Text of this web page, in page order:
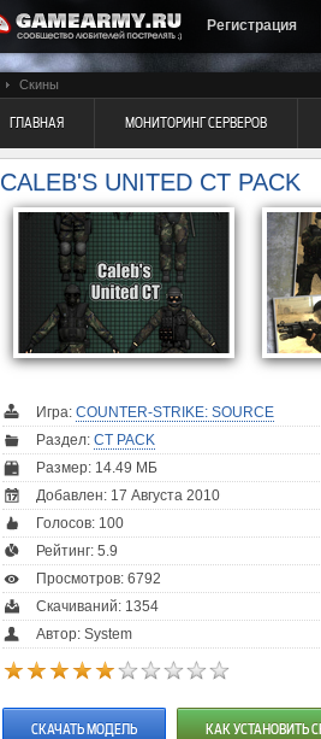
Регистрация
Скины
ГЛАВНАЯ МОНИТОРИНГ СЕРВЕРОВ
CALEB'S UNITED CT PACK
Игра: COUNTER-STRIKE: SOURCE
Раздел: CT PACK
Размер: 14.49 МБ
Добавлен: 17 Августа 2010
Голосов: 100
Рейтинг: 5.9
Просмотров: 6792
Скачиваний: 1354
Автор: System
СКАЧАТЬ МОДЕЛЬ КАК УСТАНОВИТЬ